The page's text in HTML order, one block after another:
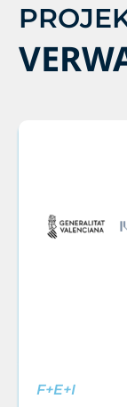
F+E+I